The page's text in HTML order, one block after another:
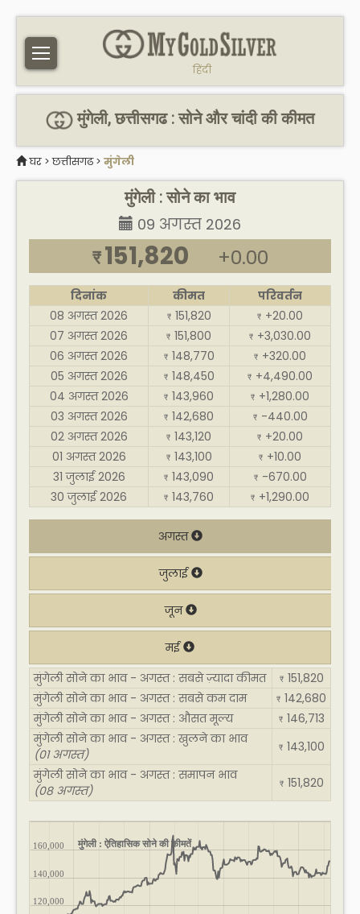
हिंदी
मुंगेली, छत्तीसगढ : सोने और चांदी की कीमत
घर >छत्तीसगढ> मुंगेली
मुंगेली : सोने का भाव
09 अगस्त 2026
₹ 151,820 +0.00
दिनांक कीमत
परिवर्तन
08 अगस्त 2026
₹ 151,820 ₹ +20.00
07 अगस्त 2026
₹ 151,800 ₹ +3,030.00
06 अगस्त 2026
₹ 148,770 ₹ +320.00
05 अगस्त 2026
₹ 148,450 ₹ +4,490.00
04 अगस्त 2026
₹ 143,960 ₹ +1,280.00
03 अगस्त 2026
₹ 142,680 ₹ -440.00
02 अगस्त 2026
₹ 143,120 ₹ +20.00
01 अगस्त 2026
₹ 143,100 ₹ +10.00
31 जुलाई 2026
₹ 143,090 ₹ -670.00
30 जुलाई 2026
₹ 143,760 ₹ +1,290.00
अगस्त
जुलाई
जून
मई
मुंगेली सोने का भाव - अगस्त : सबसे ज़्यादा कीमत
₹ 151,820
मुंगेली सोने का भाव - अगस्त : सबसे कम दाम
₹ 142,680
मुंगेली सोने का भाव - अगस्त : औसत मूल्य
₹ 146,713
मुंगेली सोने का भाव - अगस्त : खुलने का भाव
(01 अगस्त)
₹ 143,100
मुंगेली सोने का भाव - अगस्त : समापन भाव
(08 अगस्त)
₹ 151,820
मुंगेली : ऐतिहासिक सोने की कीमतें
120,000
140,000
160,000